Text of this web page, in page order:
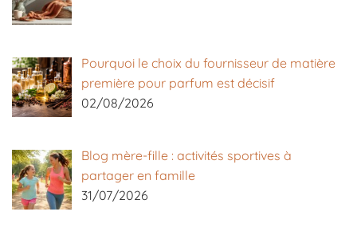
Pourquoi le choix du fournisseur de matière
première pour parfum est décisif
02/08/2026
Blog mère-fille : activités sportives à
partager en famille
31/07/2026